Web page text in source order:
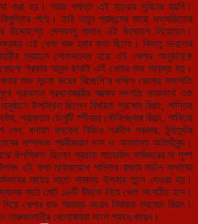
করা হয়। আজ পর্যন্ত এই হত্যার সুবিচার হয়নি।
বিলুপ্তির পথে। তাই নতুন প্রজন্মের কাছে সত্যজিতের
উদ্দ্যেশ্যে দেশবন্ধু ক্লাব এই উদ্দ্যোগ নিয়েছেন।
এই খেলা শুরু হবার কথা ছিলো। কিন্তু ভারতের
প্রয়ানে শোকস্তব্ধ হয়ে এই খেলার অনুষ্ঠানকে
কোনো প্রকার আনন্দ ছারাই এই খেলার শুভ আরম্ভ হয়।
শুভ সূচনা করেন বিজেপি’র দক্ষিন জেলার সভাপতি
প্রাক্তন প্রধানমন্ত্রীর আত্মার সৎগতি কামনার্থে এক
উপস্থিত ছিলেন বিধায়ক প্রমোদ রিয়াং, শান্তির
প্রাক্তন ডেপুটি স্পীকার গৌরিশঙ্কর রিয়াং, শান্তির
বগাফা ব্লকের বিডিও প্রদীপ সরকার, টুর্নামেন্টর
সম্পাদক প্রবীরবরন দাস ও অন্যান্য অতিথীবৃন্দ।
উপস্থিত ছিলেন প্রয়াত সত্যজিৎ কর্মকারের মা পুষ্প
এই কথা মাথায়রেখে শান্তির বাজার মর্ডান ক্লাবের
মায়ের হাতে সামান্য উপহার তুলে দেওয়া হয়।
মাঠে মোট ১৮টি টিমকে নিয়ে খেলা সংগঠিত হবে।
খেলার শুভ আরম্ভ করেন বিধায়ক প্রমোদ রিয়াং।
গারুকলোনীর খেলোয়াররা অংশ গ্রহন করেন।